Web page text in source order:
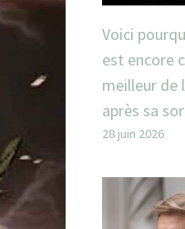
Voici
est encore
meilleur de
après sa
28 juin 2026